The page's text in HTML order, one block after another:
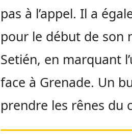
pas à l’appel. Il a
pour le début de son
Setién, en marquant
face à Grenade. Un
prendre les rênes du